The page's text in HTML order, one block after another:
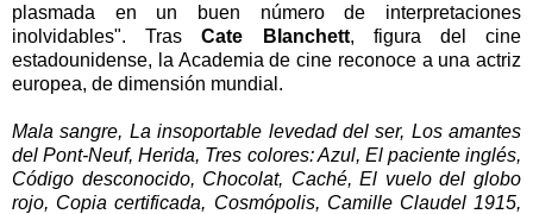
plasmada en un buen número de interpretaciones
inolvidables". TrasCate Blanchett, figura del cine
estadounidense, la Academia de cine reconoce a una actriz
europea, de dimensión mundial.
Mala sangre, La insoportable levedad del ser, Los amantes
del Pont-Neuf, Herida, Tres colores: Azul, El paciente inglés,
Código desconocido, Chocolat, Caché, El vuelo del globo
rojo, Copia certificada, Cosmópolis, Camille Claudel 1915,